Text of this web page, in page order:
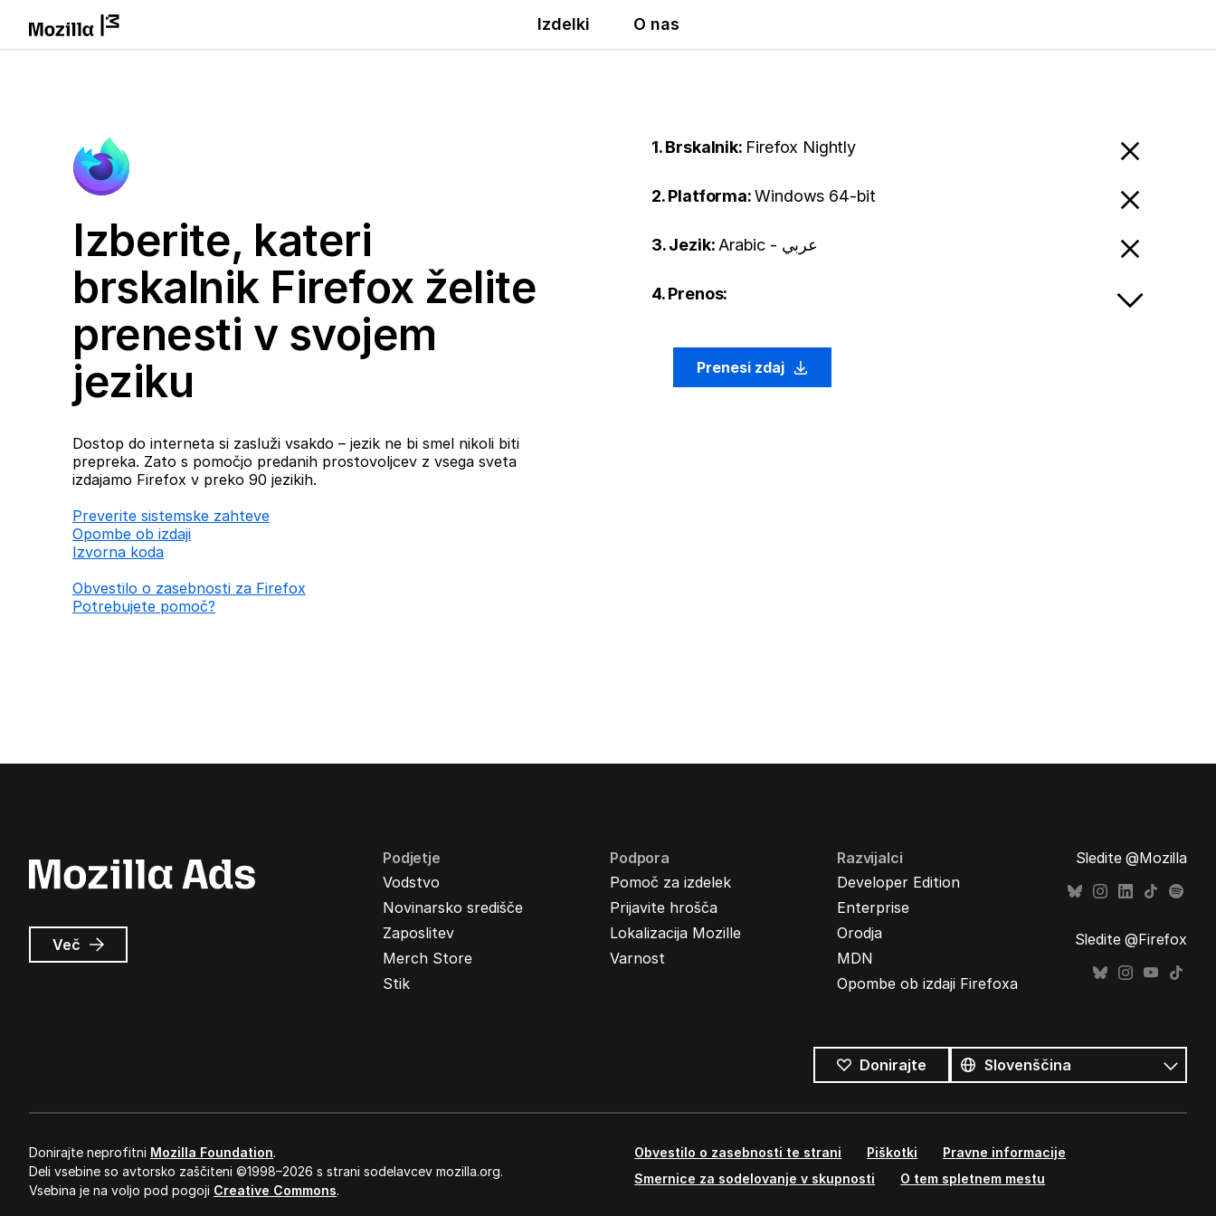
Izdelki O nas
Izberite, kateri
brskalnik Firefox želite
prenesti v svojem
jeziku
Dostop do interneta si zasluži vsakdo – jezik ne bi smel nikoli biti
prepreka. Zato s pomočjo predanih prostovoljcev z vsega sveta
izdajamo Firefox v preko 90 jezikih.
Preverite sistemske zahteve
Opombe ob izdaji
Izvorna koda
Obvestilo o zasebnosti za Firefox
Potrebujete pomoč?
1. Brskalnik: Firefox Nightly
2. Platforma:Windows 64-bit
3. Jezik: Arabic - عربي
4. Prenos:
Prenesi zdaj
Več o
Oglasi
Podjetje
Vodstvo
Novinarsko središče
Zaposlitev
Merch Store
Stik
Podpora
Pomoč za izdelek
Prijavite hrošča
Lokalizacija Mozille
Varnost
Razvijalci
Developer Edition
Enterprise
Orodja
MDN
Opombe ob izdaji Firefoxa
Sledite @Mozilla
Sledite @Firefox
Donirajte
jeziki
Jezik
Donirajte neprofitni Mozilla Foundation.
Deli vsebine so avtorsko zaščiteni ©1998–2026 s strani sodelavcev mozilla.org.
Vsebina je na voljo pod pogoji Creative Commons.
Obvestilo o zasebnosti te strani Piškotki
Pravne informacije
Smernice za sodelovanje v skupnosti
O tem spletnem mestu